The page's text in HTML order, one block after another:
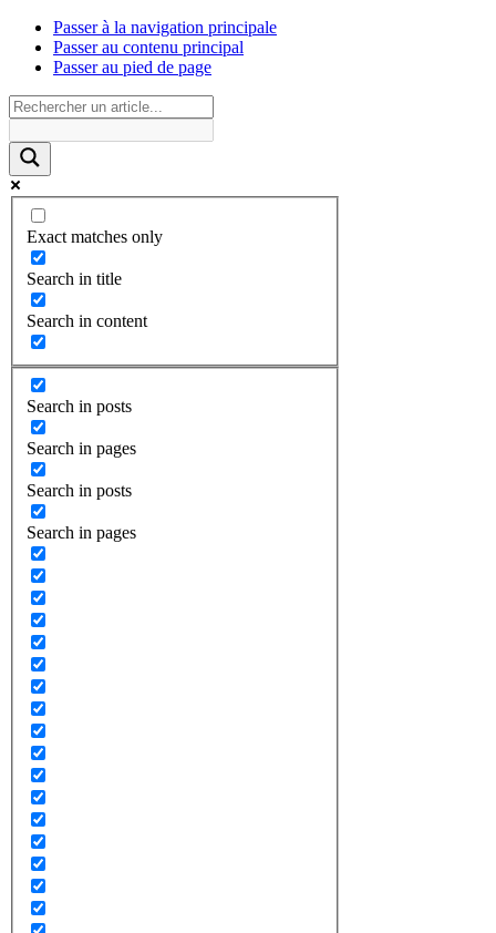
Passer à la navigation principale
Passer au contenu principal
Passer au pied de page
Exact matches only
Search in title
Search in content
Search in posts
Search in pages
Search in posts
Search in pages